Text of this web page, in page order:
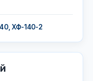
ХФ-140-2